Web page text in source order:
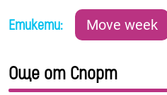
Етикети: Move week
Още от Спорт